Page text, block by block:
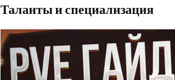
Таланты и специализация